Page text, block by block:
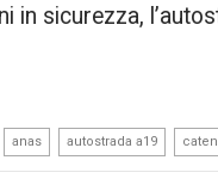
in sicurezza,
anas autostrada a19